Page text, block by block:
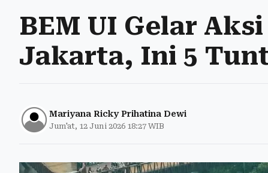
BEM UI Gelar
Jakarta, Ini 5
Mariyana Ricky Prihatina Dewi
Jum'at, 12 Juni 2026 18:27 WIB